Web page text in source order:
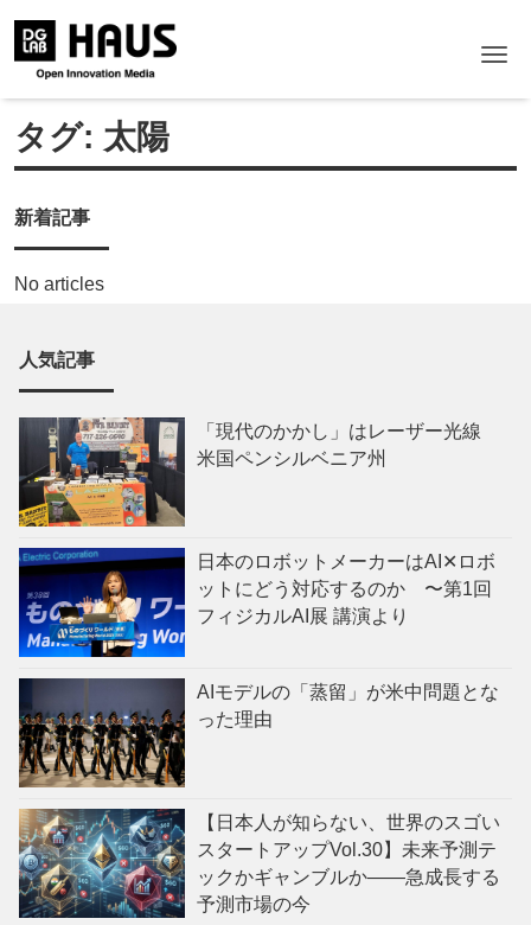
タグ: 太陽
新着記事
No articles
人気記事
「現代のかかし」はレーザー光線
米国ペンシルベニア州
日本のロボットメーカーはAI✕ロボ
ットにどう対応するのか 〜第1回
フィジカルAI展 講演より
AIモデルの「蒸留」が米中問題とな
った理由
【日本人が知らない、世界のスゴい
スタートアップVol.30】未来予測テ
ックかギャンブルか——急成長する
予測市場の今